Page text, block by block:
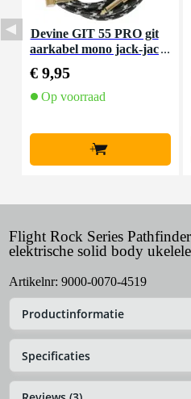
Devine GIT 55 PRO git
aarkabel mono jack-jac
€ 9,95
Op voorraad
+
Flight Rock Series
elektrische solid body
Artikelnr: 9000-0070-4519
Productinformatie
Specificaties